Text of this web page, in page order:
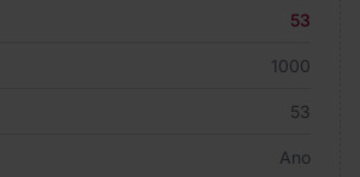
53
1000
53
Ano